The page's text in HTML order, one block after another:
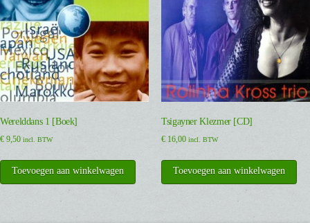
Werelddans 1 [Boek]
€ 9,50 incl. BTW
Toevoegen aan winkelwagen
Tsigayner Klezmer [CD]
€16,00 incl. BTW
Toevoegen aan winkelwagen